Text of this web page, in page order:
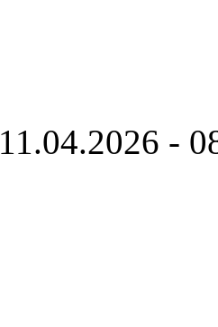
11.04.2026 -